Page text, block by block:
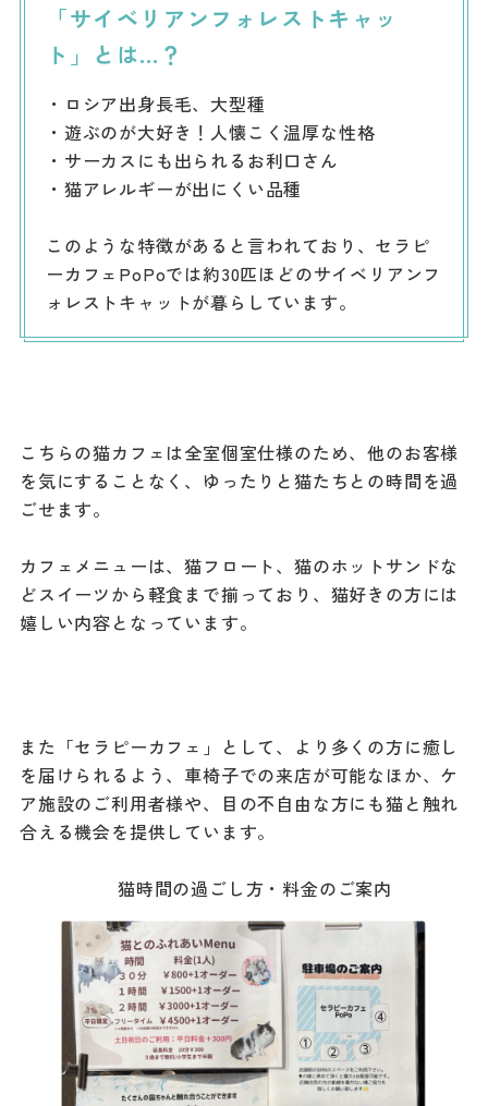
「サイベリアンフォレストキャッ
ト」とは…？
・ロシア出身長毛、大型種
・遊ぶのが大好き！人懐こく温厚な性格
・サーカスにも出られるお利口さん
・猫アレルギーが出にくい品種
このような特徴があると言われており、セラピ
ーカフェPoPoでは約30匹ほどのサイベリアンフ
ォレストキャットが暮らしています。
こちらの猫カフェは全室個室仕様のため、他のお客様
を気にすることなく、ゆったりと猫たちとの時間を過
ごせます。
カフェメニューは、猫フロート、猫のホットサンドな
どスイーツから軽食まで揃っており、猫好きの方には
嬉しい内容となっています。
また「セラピーカフェ」として、より多くの方に癒し
を届けられるよう、車椅子での来店が可能なほか、ケ
ア施設のご利用者様や、目の不自由な方にも猫と触れ
合える機会を提供しています。
猫時間の過ごし方・料金のご案内